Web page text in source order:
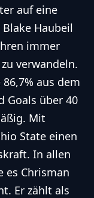
auf eine
Haubeil
immer
verwandeln.
aus dem
Goals über 40
Mit
State einen
In allen
es Chrisman
Er zählt als